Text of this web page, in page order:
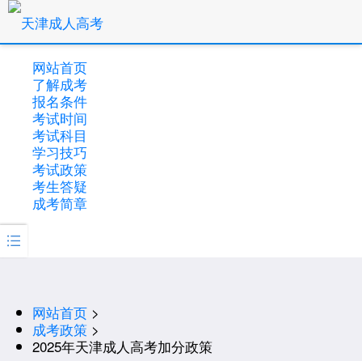
网站首页
了解成考
报名条件
考试时间
考试科目
学习技巧
考试政策
考生答疑
成考简章

网站首页 >
成考政策 >
2025年天津成人高考加分政策